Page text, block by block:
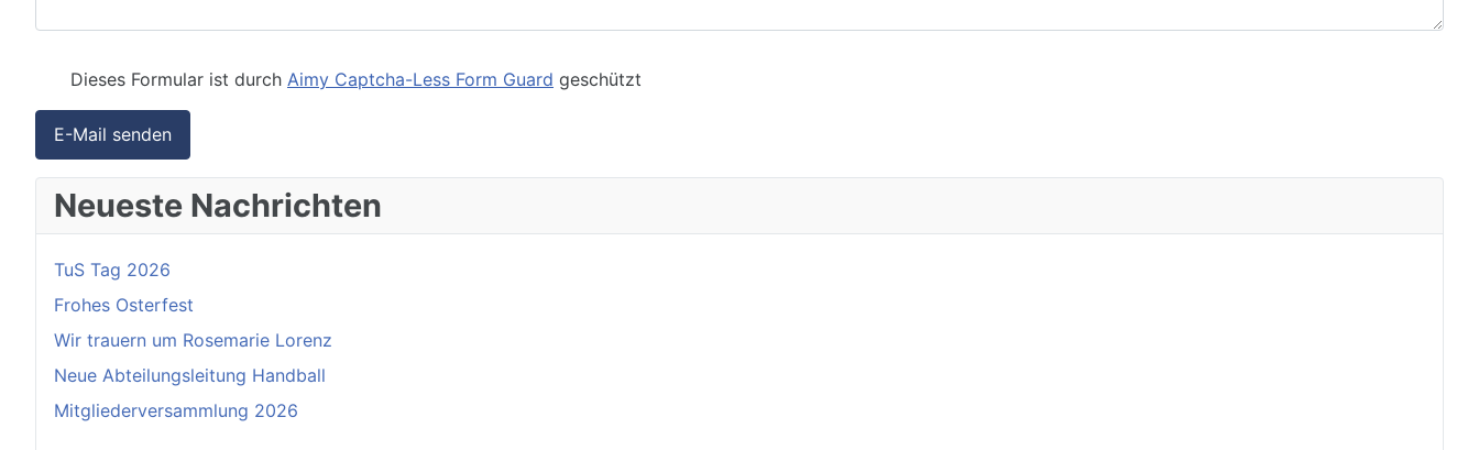
Dieses Formular ist durch Aimy Captcha-Less Form Guard geschützt
E-Mail senden
Neueste Nachrichten
TuS Tag 2026
Frohes Osterfest
Wir trauern um Rosemarie Lorenz
Neue Abteilungsleitung Handball
Mitgliederversammlung 2026